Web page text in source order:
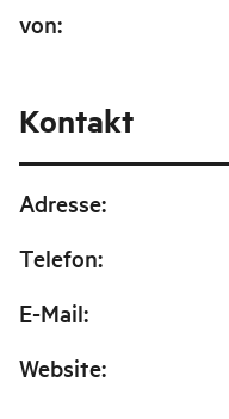
von:
Kontakt
Adresse:
Telefon:
E-Mail:
Website: